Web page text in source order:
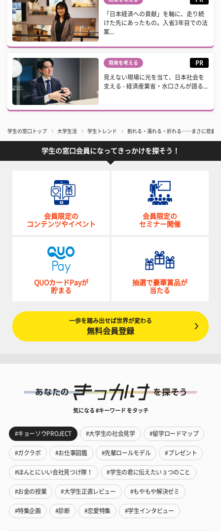
「日本経済への貢献」を軸に、走り続
けた先にあったもの。入省3年目での法
案...
将来を考える PR
見えない現場に光を当て、日本社会を
支える - 経済産業省・水口さんが語る...
学生の窓口トップ 大学生活 学生トレンド 割れる・濡れる・折れる……まさに悲劇！
学生の窓口会員になってきっかけを探そう！
会員限定の
コンテンツやイベント
会員限定の
セミナー開催
QUOカードPayが
貯まる
抽選で豪華賞品が
当たる
一歩を踏み出せば世界が変わる
無料会員登録
気になる #キーワード をタッチ
#キョーソウPROJECT #大学生の社会見学 #留学ロードマップ
#ガクラボ #お仕事図鑑 #先輩ロールモデル #プレゼント
#ほんとにいい会社見つけ隊！ #学生の君に伝えたい３つのこと
#お金の授業 #大学生正直レビュー #もやもや解決ゼミ
#特集企画 #診断 #恋愛特集 #学生インタビュー